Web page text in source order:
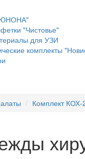
"ЮНОНА"
"Чистовье"
для УЗИ
комплекты
Комплект КОХ-